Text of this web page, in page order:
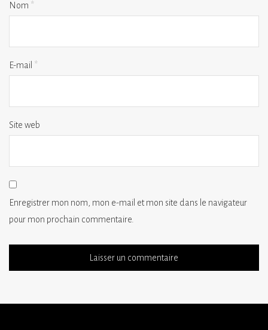
Nom *
E-mail *
Site web
Enregistrer mon nom, mon e-mail et mon site dans le navigateur
pour mon prochain commentaire.